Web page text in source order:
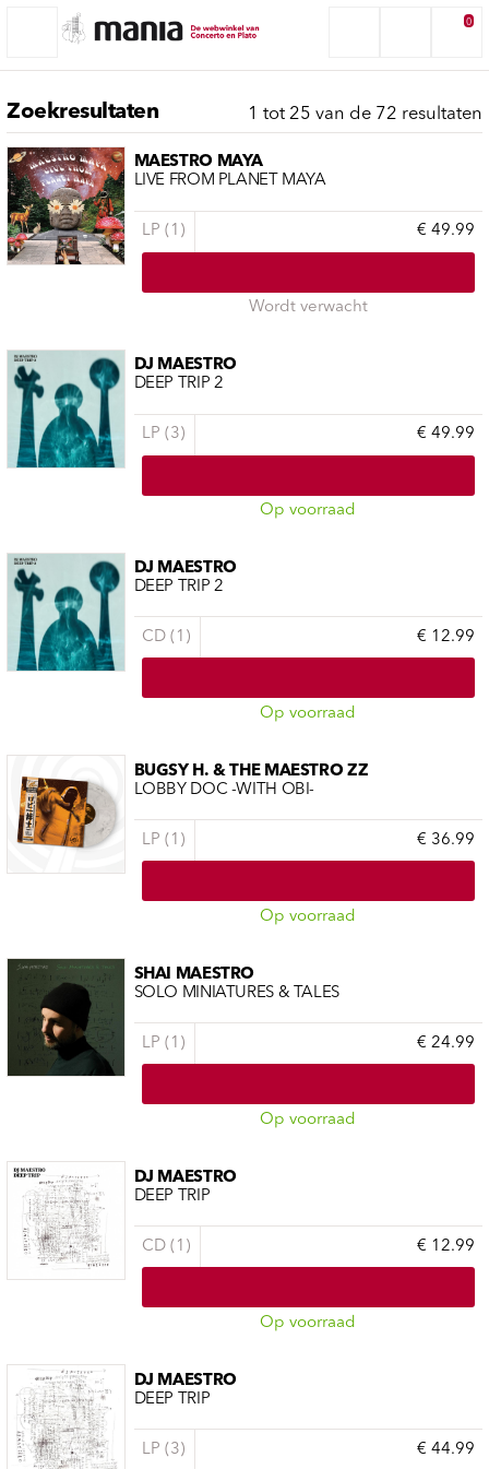
0
Zoekresultaten 1 tot 25 van de 72 resultaten
MAESTRO MAYA
LIVE FROM PLANET MAYA
LP (1) € 49.99
Wordt verwacht
DJ MAESTRO
DEEP TRIP 2
LP (3) € 49.99
Op voorraad
DJ MAESTRO
DEEP TRIP 2
CD (1) € 12.99
Op voorraad
BUGSY H. & THE MAESTRO ZZ
LOBBY DOC -WITH OBI-
LP (1) € 36.99
Op voorraad
SHAI MAESTRO
SOLO MINIATURES & TALES
LP (1) € 24.99
Op voorraad
DJ MAESTRO
DEEP TRIP
CD (1) € 12.99
Op voorraad
DJ MAESTRO
DEEP TRIP
LP (3) € 44.99